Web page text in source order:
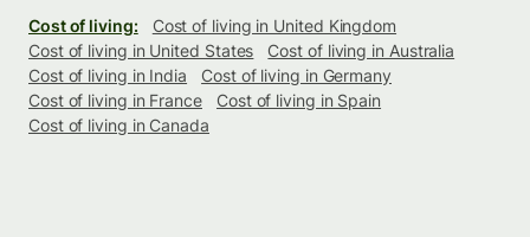
Cost of living:
Cost of living in United Kingdom
Cost of living in United States
Cost of living in Australia
Cost of living in India
Cost of living in Germany
Cost of living in France
Cost of living in Spain
Cost of living in Canada